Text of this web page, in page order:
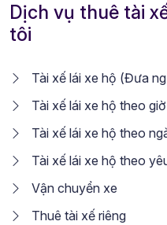
Dịch vụ thuê tài
tôi
Tài xế lái xe hộ (Đưa
Tài xế lái xe hộ theo giờ
Tài xế lái xe hộ theo
Tài xế lái xe hộ theo
Vận chuyển xe
Thuê tài xế riêng